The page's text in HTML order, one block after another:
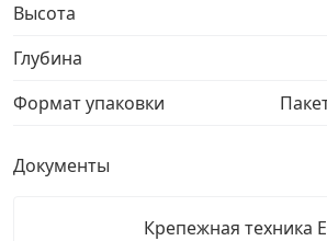
Высота
Глубина
Формат упаковки
Документы
Крепежная техника